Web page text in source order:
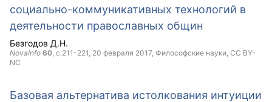
социально-коммуникативных технологий в
деятельности православных общин
Безгодов Д.Н.
NovaInfo 60, с.211-221, 20 февраля 2017, Философские науки, CC BY-
NC
Базовая альтернатива истолкования интуиции